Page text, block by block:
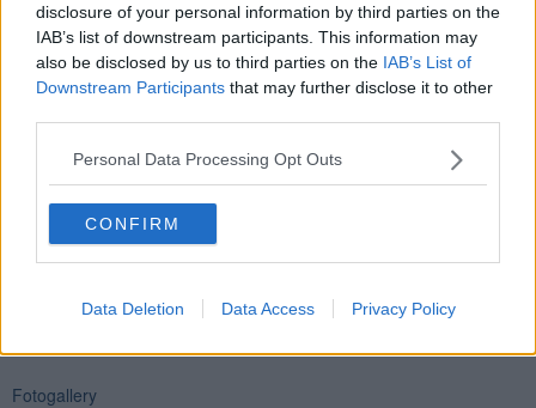
disclosure of your personal information by third parties on the
IAB’s list of downstream participants. This information may
also be disclosed by us to third parties on the IAB’s List of
Downstream Participants that may further disclose it to other
Personal Data Processing Opt Outs
CONFIRM
Data Deletion Data Access Privacy Policy
Il contrasto fra la sapidità della ricotta salata e le melanzane fritte,
con la marmellata dolce ma piccante di pomodoro è una vera
delizia. Vi pentirete di non averne preparate una dose doppia!
Se vuoi leggere le notizie principali della Toscana iscriviti alla
alle 20:00 direttamente nella tua casella di posta.
Fotogallery